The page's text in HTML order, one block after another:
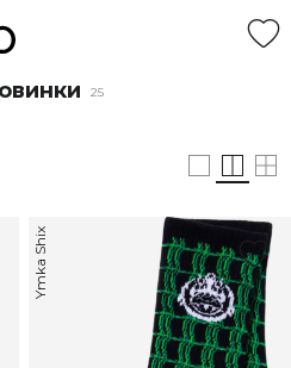
25
Ymka Shix